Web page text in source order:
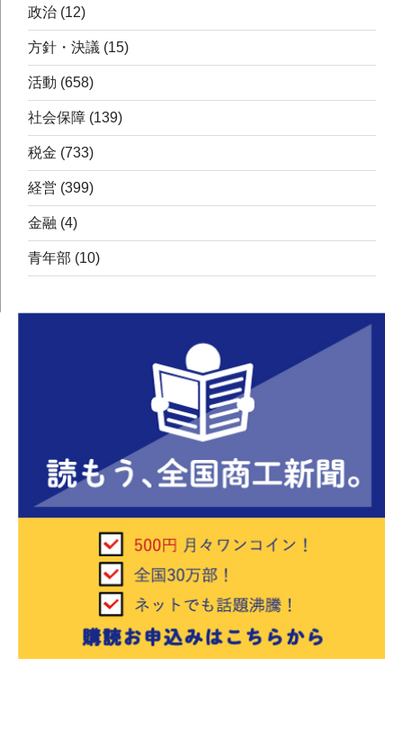
政治 (12)
方針・決議 (15)
活動 (658)
社会保障 (139)
税金 (733)
経営 (399)
金融 (4)
青年部 (10)